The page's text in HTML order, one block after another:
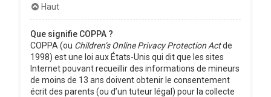
Haut
Que signifie COPPA ?
COPPA (ou Children’s Online Privacy Protection Actde
1998) est une loi aux États-Unis qui dit que les sites
Internet pouvant recueillir des informations de mineurs
de moins de 13 ans doivent obtenir le consentement
écrit des parents (ou d’un tuteur légal) pour la collecte